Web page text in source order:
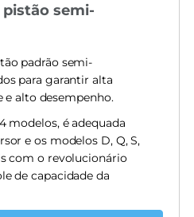
semi-
padrão semi-
para garantir alta
e alto desempenho.
modelos, é adequada
e os modelos D, Q, S,
com o revolucionário
de capacidade da